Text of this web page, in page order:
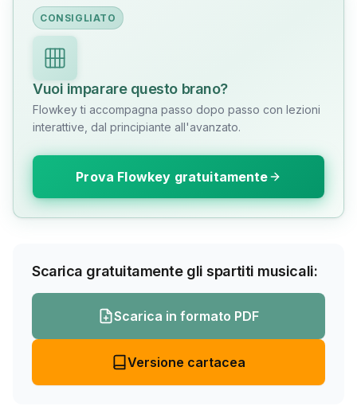
CONSIGLIATO
Vuoi imparare questo brano?
Flowkey ti accompagna passo dopo passo con lezioni
interattive, dal principiante all'avanzato.
Prova Flowkey gratuitamente
Scarica gratuitamente gli spartiti musicali:
Scarica in formato PDF
Versione cartacea